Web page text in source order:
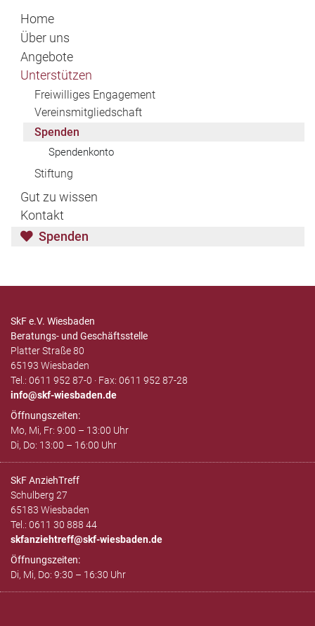
Home
Über uns
Angebote
Unterstützen
Freiwilliges Engagement
Vereinsmitgliedschaft
Spenden
Spendenkonto
Stiftung
Gut zu wissen
Kontakt
Spenden
SkF e.V. Wiesbaden
Beratungs- und Geschäftsstelle
Platter Straße 80
65193 Wiesbaden
Tel.: 0611 952 87-0 · Fax: 0611 952 87-28
info
skf-wiesbaden.de
Öffnungszeiten:
Mo, Mi, Fr: 9:00 – 13:00 Uhr
Di, Do: 13:00 – 16:00 Uhr
SkF AnziehTreff
Schulberg 27
65183 Wiesbaden
Tel.: 0611 30 888 44
skfanziehtreff@skf-wiesbaden.de
Öffnungszeiten:
Di, Mi, Do: 9:30 – 16:30 Uhr